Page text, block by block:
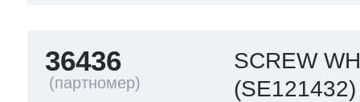
36436
SCREW
(SE121432)